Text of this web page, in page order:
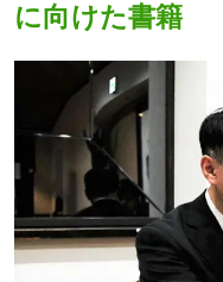
に向けた書籍